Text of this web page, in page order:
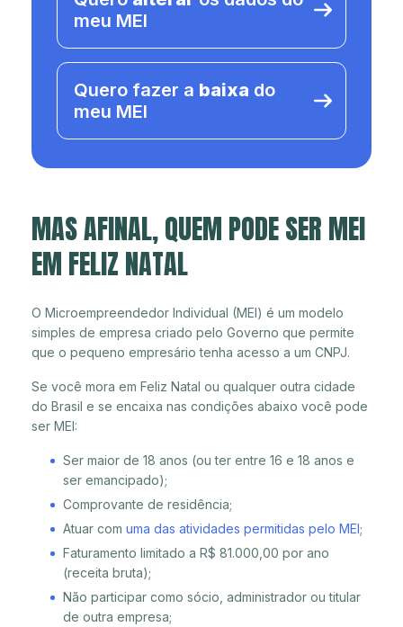
meu MEI
Quero fazer a baixa do
meu MEI
MAS AFINAL, QUEM PODE SER MEI
EM FELIZ NATAL
O Microempreendedor Individual (MEI) é um modelo
simples de empresa criado pelo Governo que permite
que o pequeno empresário tenha acesso a um CNPJ.
Se você mora em Feliz Natal ou qualquer outra cidade
do Brasil e se encaixa nas condições abaixo você pode
ser MEI:
Ser maior de 18 anos (ou ter entre 16 e 18 anos e
ser emancipado);
Comprovante de residência;
Atuar com uma das atividades permitidas pelo MEI;
Faturamento limitado a R$ 81.000,00 por ano
(receita bruta);
Não participar como sócio, administrador ou titular
de outra empresa;